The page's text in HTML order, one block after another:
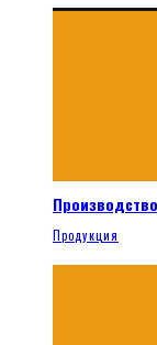
Продукция